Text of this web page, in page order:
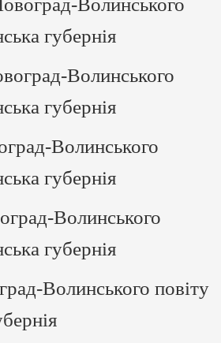
Волинського
губернія
Волинського
губернія
Волинського
губернія
Волинського
губернія
Волинського повіту